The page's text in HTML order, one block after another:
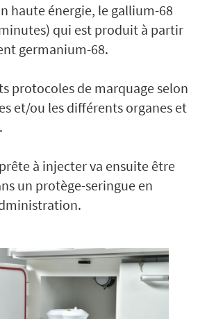
haute énergie, le gallium-68
qui est produit à partir
germanium-68.
protocoles de marquage selon
et/ou les différents organes et
à injecter va ensuite être
un protège-seringue en